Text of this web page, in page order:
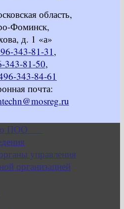
область,
Фоминск,
д. 1 «а»
343-81-31,
343-81-50,
343-84-61
почта:
ПОО
управления
организацией